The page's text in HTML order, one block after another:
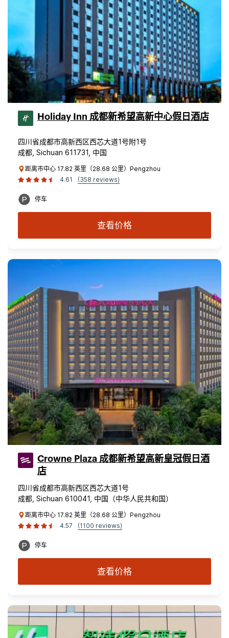
Holiday Inn 成都新希望高新中心假日酒店
四川省成都市高新西区西芯大道1号附1号
成都, Sichuan 611731, 中国
距离市中心 17.82 英里（28.68 公里）Pengzhou
4.61
(358 reviews)
停车
查看价格
Crowne Plaza 成都新希望高新皇冠假日酒
店
四川省成都市高新西区西芯大道1号
成都, Sichuan 610041, 中国（中华人民共和国）
距离市中心 17.82 英里（28.68 公里）Pengzhou
4.57
(1100 reviews)
停车
查看价格